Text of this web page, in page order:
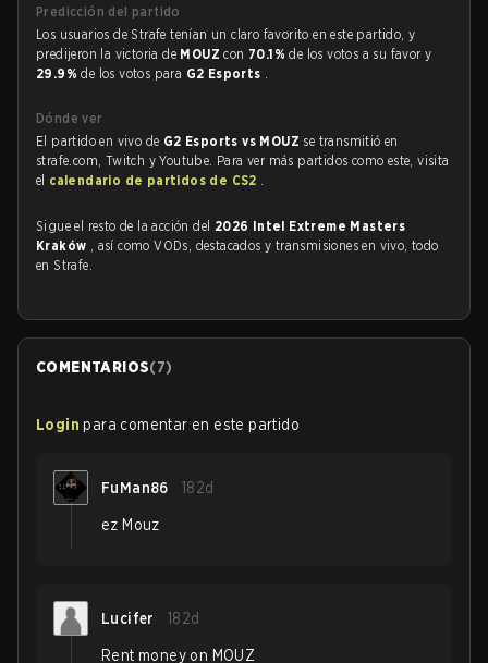
Predicción del partido
Los usuarios de Strafe tenían un claro favorito en este partido, y
predijeron la victoria de MOUZcon 70.1%de los votos a su favor y
29.9%de los votos para G2 Esports .
Dónde ver
El partido en vivo de G2 Esports vs MOUZ se transmitió en
strafe.com, Twitch y Youtube. Para ver más partidos como este, visita
el calendario de partidos de CS2 .
Sigue el resto de la acción del 2026 Intel Extreme Masters
Kraków , así como VODs, destacados y transmisiones en vivo, todo
en Strafe.
COMENTARIOS(7)
Login para comentar en este partido
FuMan86 182d
ez Mouz
Lucifer 182d
Rent money on MOUZ